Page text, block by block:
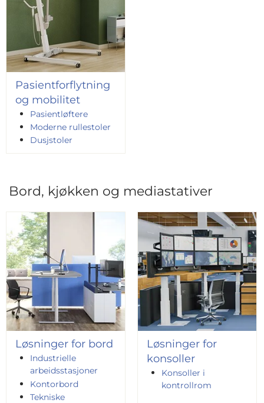
Pasientforflytning
og mobilitet
Pasientløftere
Moderne rullestoler
Dusjstoler
Bord, kjøkken og mediastativer
Løsninger for bord
Industrielle
arbeidsstasjoner
Kontorbord
Tekniske
Løsninger for
konsoller
Konsoller i
kontrollrom